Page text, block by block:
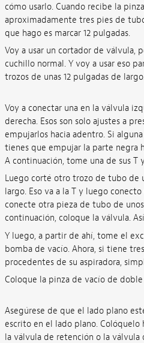
cómo usarlo. Cuando recibe la
aproximadamente tres pies de
que hago es marcar 12 pulgadas.
Voy a usar un cortador de válvula,
cuchillo normal. Y voy a usar eso
trozos de unas 12 pulgadas de
Voy a conectar una en la válvula
derecha. Esos son solo ajustes a
empujarlos hacia adentro. Si
tienes que empujar la parte negra
A continuación, tome una de sus T
Luego corté otro trozo de tubo de
largo. Eso va a la T y luego
conecte otra pieza de tubo de
continuación, coloque la válvula.
Y luego, a partir de ahí, tome el
bomba de vacío. Ahora, si tiene
procedentes de su aspiradora,
Coloque la pinza de vacío de doble
Asegúrese de que el lado plano
escrito en el lado plano. Colóquelo
la válvula de retención o la válvula